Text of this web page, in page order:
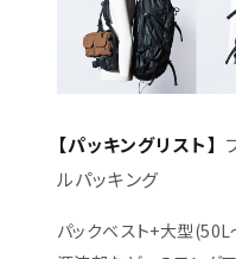
【パッキングリスト】
ルパッキング
パックベスト+大型(50L